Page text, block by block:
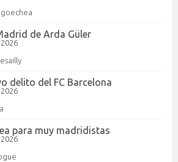
de Arda Güler
delito del FC Barcelona
para muy madridistas